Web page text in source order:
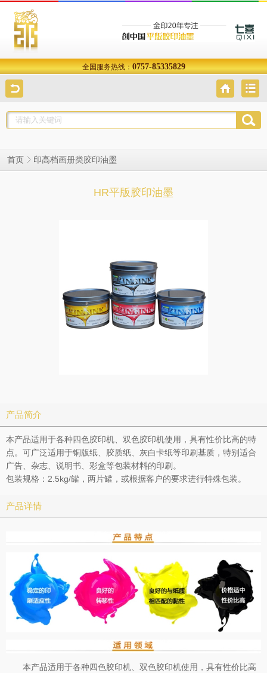
全国服务热线：0757-85335829
首页 印高档画册类胶印油墨
HR平版胶印油墨
产品简介
本产品适用于各种四色胶印机、双色胶印机使用，具有性价比高的特
点。可广泛适用于铜版纸、胶质纸、灰白卡纸等印刷基质，特别适合
广告、杂志、说明书、彩盒等包装材料的印刷。
包装规格：2.5kg/罐，两片罐，或根据客户的要求进行特殊包装。
产品详情
本产品适用于各种四色胶印机、双色胶印机使用，具有性价比高